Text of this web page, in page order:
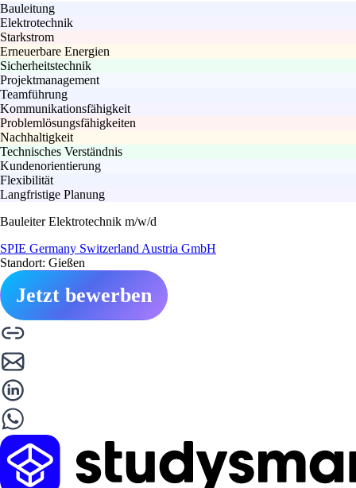
Bauleitung
Elektrotechnik
Starkstrom
Erneuerbare Energien
Sicherheitstechnik
Projektmanagement
Teamführung
Kommunikationsfähigkeit
Problemlösungsfähigkeiten
Nachhaltigkeit
Technisches Verständnis
Kundenorientierung
Flexibilität
Langfristige Planung
Bauleiter Elektrotechnik m/w/d
SPIE Germany Switzerland Austria GmbH
Standort: Gießen
Jetzt bewerben